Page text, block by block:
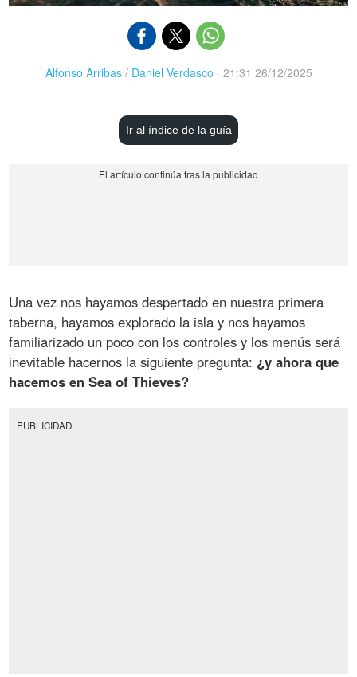
Alfonso Arribas/ Daniel Verdasco · 21:31 26/12/2025
Ir al índice de la guía
Una vez nos hayamos despertado en nuestra primera
taberna, hayamos explorado la isla y nos hayamos
familiarizado un poco con los controles y los menús será
inevitable hacernos la siguiente pregunta: ¿y ahora que
hacemos en Sea of Thieves?
PUBLICIDAD